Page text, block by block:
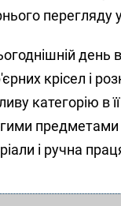
перегляду
день
крісел і
категорію в
предметами
і ручна